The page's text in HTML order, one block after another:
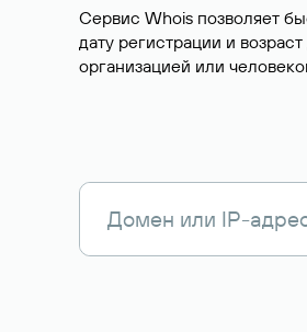
Сервис Whois позволяет
дату регистрации и
организацией или